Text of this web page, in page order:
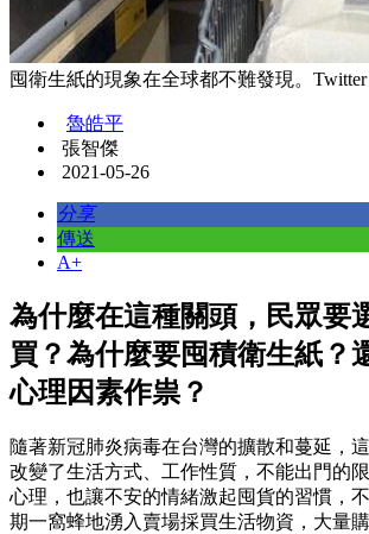
囤衛生紙的現象在全球都不難發現。Twitter
魯皓平
張智傑
2021-05-26
分享
傳送
A+
為什麼在這種關頭，民眾要
買？為什麼要囤積衛生紙？
心理因素作祟？
隨著新冠肺炎病毒在台灣的擴散和蔓延，
改變了生活方式、工作性質，不能出門的
心理，也讓不安的情緒激起囤貨的習慣，
期一窩蜂地湧入賣場採買生活物資，大量